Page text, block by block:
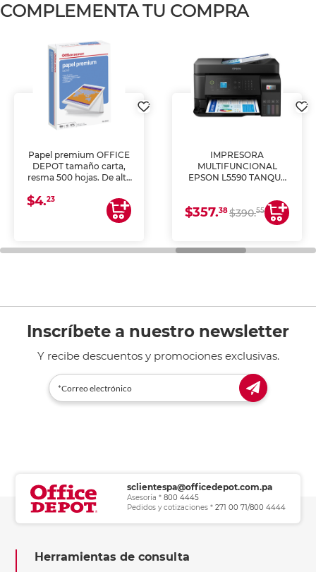
COMPLEMENTA TU COMPRA
Papel premium OFFICE
DEPOT tamaño carta,
resma 500 hojas. De alta
uniforme, ideal para
impresoras de inyección
de tinta y láser,
general de oficina.
$4.23
IMPRESORA
MULTIFUNCIONAL
EPSON L5590 TANQUE
COPIA Y ESCANEA)
$357.38$390.55
Inscríbete a nuestro newsletter
Y recibe descuentos y promociones exclusivas.
sclientespa@officedepot.com.pa
Asesoría * 800 4445
Pedidos y cotizaciones * 271 00 71/800 4444
Herramientas de consulta